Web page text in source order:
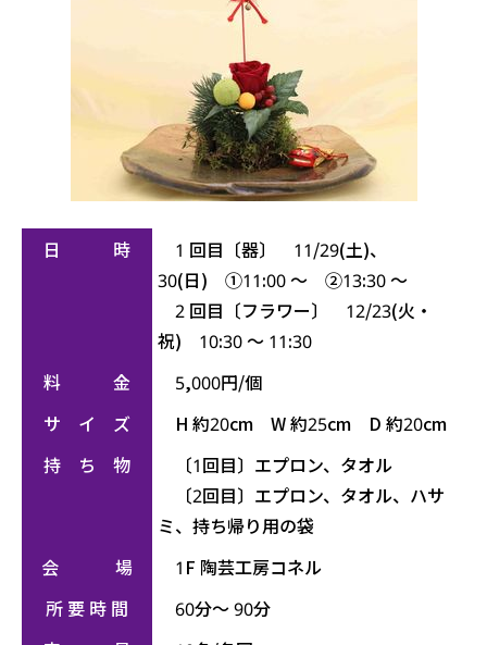
日 時
1 回目〔器〕 11/29(土)、
30(日) ①11:00 ～ ②13:30 ～
2 回目〔フラワー〕 12/23(火・
祝) 10:30 ～ 11:30
料 金
5,000円/個
サ イ ズ
H 約20cm W 約25cm D 約20cm
持 ち 物
〔1回目〕エプロン、タオル
〔2回目〕 エプロン、タオル、ハサ
ミ、持ち帰り用の袋
会 場
1F 陶芸工房コネル
所 要 時 間
60分～ 90分